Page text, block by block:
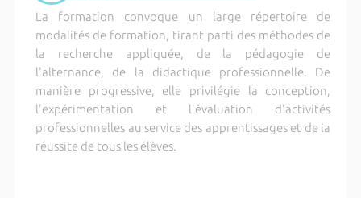
La formation convoque un large répertoire de
modalités de formation, tirant parti des méthodes de
la recherche appliquée, de la pédagogie de
l'alternance, de la didactique professionnelle. De
manière progressive, elle privilégie la conception,
l'expérimentation et l'évaluation d'activités
professionnelles au service des apprentissages et de la
réussite de tous les élèves.